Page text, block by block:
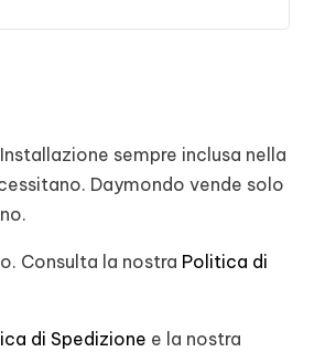
sempre inclusa nella
Daymondo vende solo
Consulta la nostra Politica di
di Spedizione e la nostra